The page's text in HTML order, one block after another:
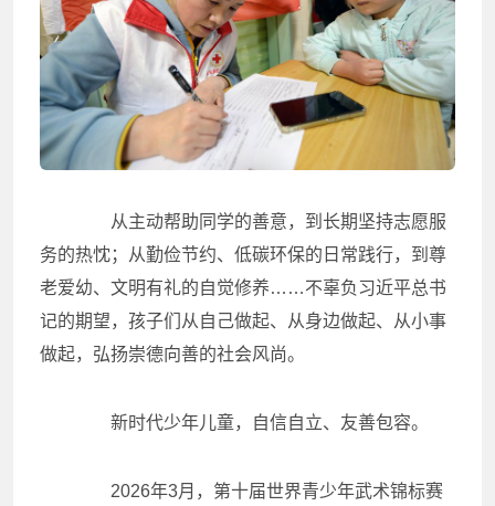
从主动帮助同学的善意，到长期坚持志愿服
务的热忱；从勤俭节约、低碳环保的日常践行，到尊
老爱幼、文明有礼的自觉修养……不辜负习近平总书
记的期望，孩子们从自己做起、从身边做起、从小事
做起，弘扬崇德向善的社会风尚。
新时代少年儿童，自信自立、友善包容。
2026年3月，第十届世界青少年武术锦标赛